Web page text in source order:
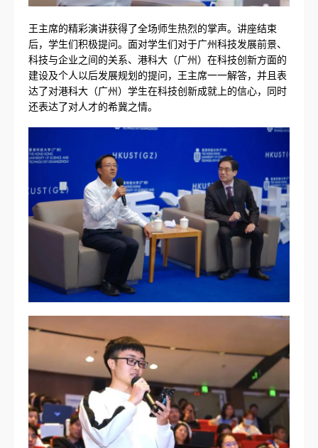
王主席的精彩演讲获得了全场师生热烈的掌声。讲座结束
后，学生们积极提问。面对学生们对于广州科技发展前景、
科技与企业之间的关系、港科大（广州）在科技创新方面的
建设及个人以后发展规划的提问，王主席一一解答，并且表
达了对港科大（广州）学生在科技创新成就上的信心，同时
还表达了对人才的希冀之情。